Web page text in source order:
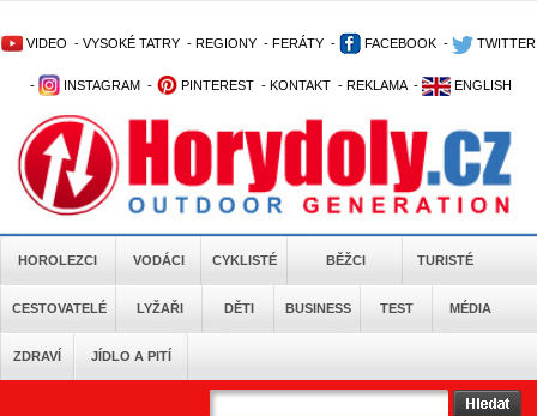
VIDEO - VYSOKÉ TATRY - REGIONY - FERÁTY - FACEBOOK - TWITTER
- INSTAGRAM - PINTEREST - KONTAKT - REKLAMA - ENGLISH
HOROLEZCI VODÁCI CYKLISTÉ BĚŽCI TURISTÉ
CESTOVATELÉ LYŽAŘI DĚTI BUSINESS TEST MÉDIA
ZDRAVÍ JÍDLO A PITÍ